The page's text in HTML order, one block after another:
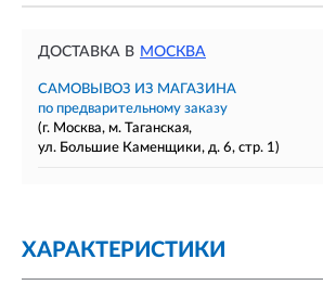
ДОСТАВКА В МОСКВА
САМОВЫВОЗ ИЗ МАГАЗИНА
по предварительному заказу
(г. Москва, м. Таганская,
ул. Большие Каменщики, д. 6, стр. 1)
ХАРАКТЕРИСТИКИ